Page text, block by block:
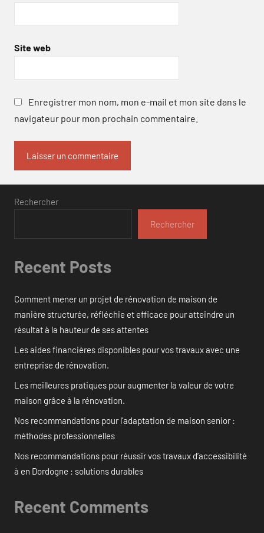
Site web
Enregistrer mon nom, mon e-mail et mon site dans le
navigateur pour mon prochain commentaire.
Rechercher
Rechercher
Recent Posts
Comment mener un projet de rénovation de maison de
manière structurée, réfléchie et efficace pour atteindre un
résultat à la hauteur de ses attentes
Les aides financières disponibles pour vos travaux avec une
entreprise de rénovation.
Les meilleures pratiques pour augmenter la valeur de votre
maison grâce à la rénovation.
Nos recommandations pour l’adaptation de maison senior :
méthodes professionnelles
Nos recommandations pour réussir vos travaux d’accessibilité
à en Dordogne : solutions durables
Recent Comments